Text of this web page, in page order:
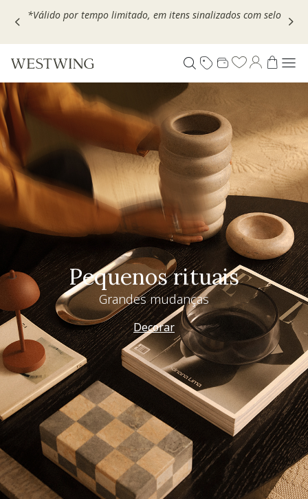
Escolha seu VOUCHER e ganhe até 30% OFF*: useMOVEL30,
Pequenos rituais
Grandes mudanças
Decorar